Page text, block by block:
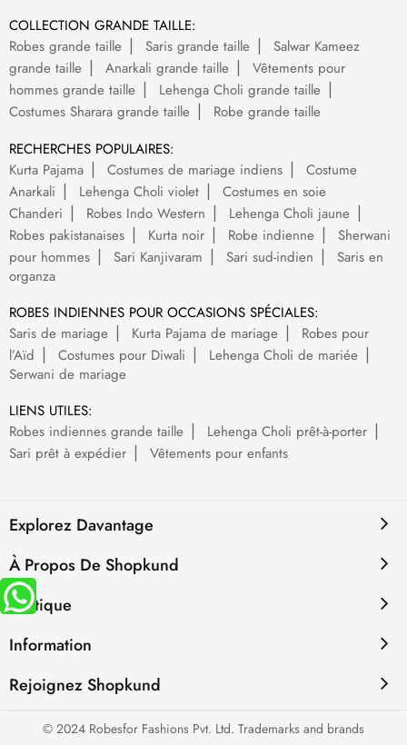
COLLECTION GRANDE TAILLE:
Robes grande taille
Saris grande taille
Salwar Kameez
grande taille
Anarkali grande taille
Vêtements pour
hommes grande taille
Lehenga Choli grande taille
Costumes Sharara grande taille
Robe grande taille
RECHERCHES POPULAIRES:
Kurta Pajama
Costumes de mariage indiens
Costume
Anarkali
Lehenga Choli violet
Costumes en soie
Chanderi
Robes Indo Western
Lehenga Choli jaune
Robes pakistanaises
Kurta noir Robe indienne
Sherwani
pour hommes
Sari Kanjivaram Sari sud-indien
Saris en
organza
ROBES INDIENNES POUR OCCASIONS SPÉCIALES:
Saris de mariage
Kurta Pajama de mariage
Robes pour
l’Aïd
Costumes pour Diwali
Lehenga Choli de mariée
Serwani de mariage
LIENS UTILES:
Robes indiennes grande taille
Lehenga Choli prêt-à-porter
Sari prêt à expédier
Vêtements pour enfants
Explorez Davantage
À Propos De Shopkund
Politique
Information
Rejoignez Shopkund
© 2024 Robesfor Fashions Pvt. Ltd. Trademarks and brands